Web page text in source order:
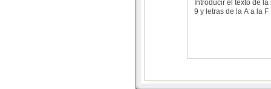
Introducir el texto de
9 y letras de la A a la F